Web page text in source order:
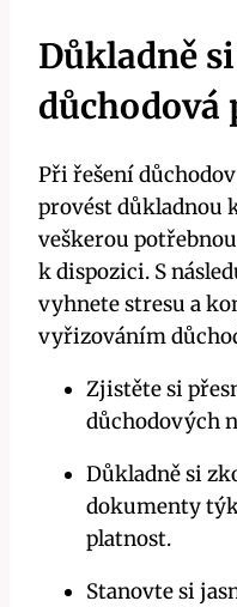
Důkladně
důchodová
Při‍ řešení
provést důkladnou
veškerou
k dispozici. S
vyhnete stresu a
vyřizováním
Zjistěte si⁢
důchodových
Důkladně si
dokumenty
platnost.
Stanovte si